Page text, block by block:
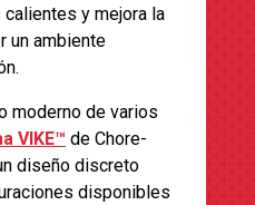
y mejora la
un ambiente
moderno de varios
VIKE™ de Chore-
diseño discreto
disponibles